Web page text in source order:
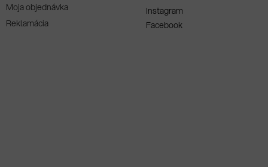
Moja objednávka
Reklamácia
Instagram
Facebook